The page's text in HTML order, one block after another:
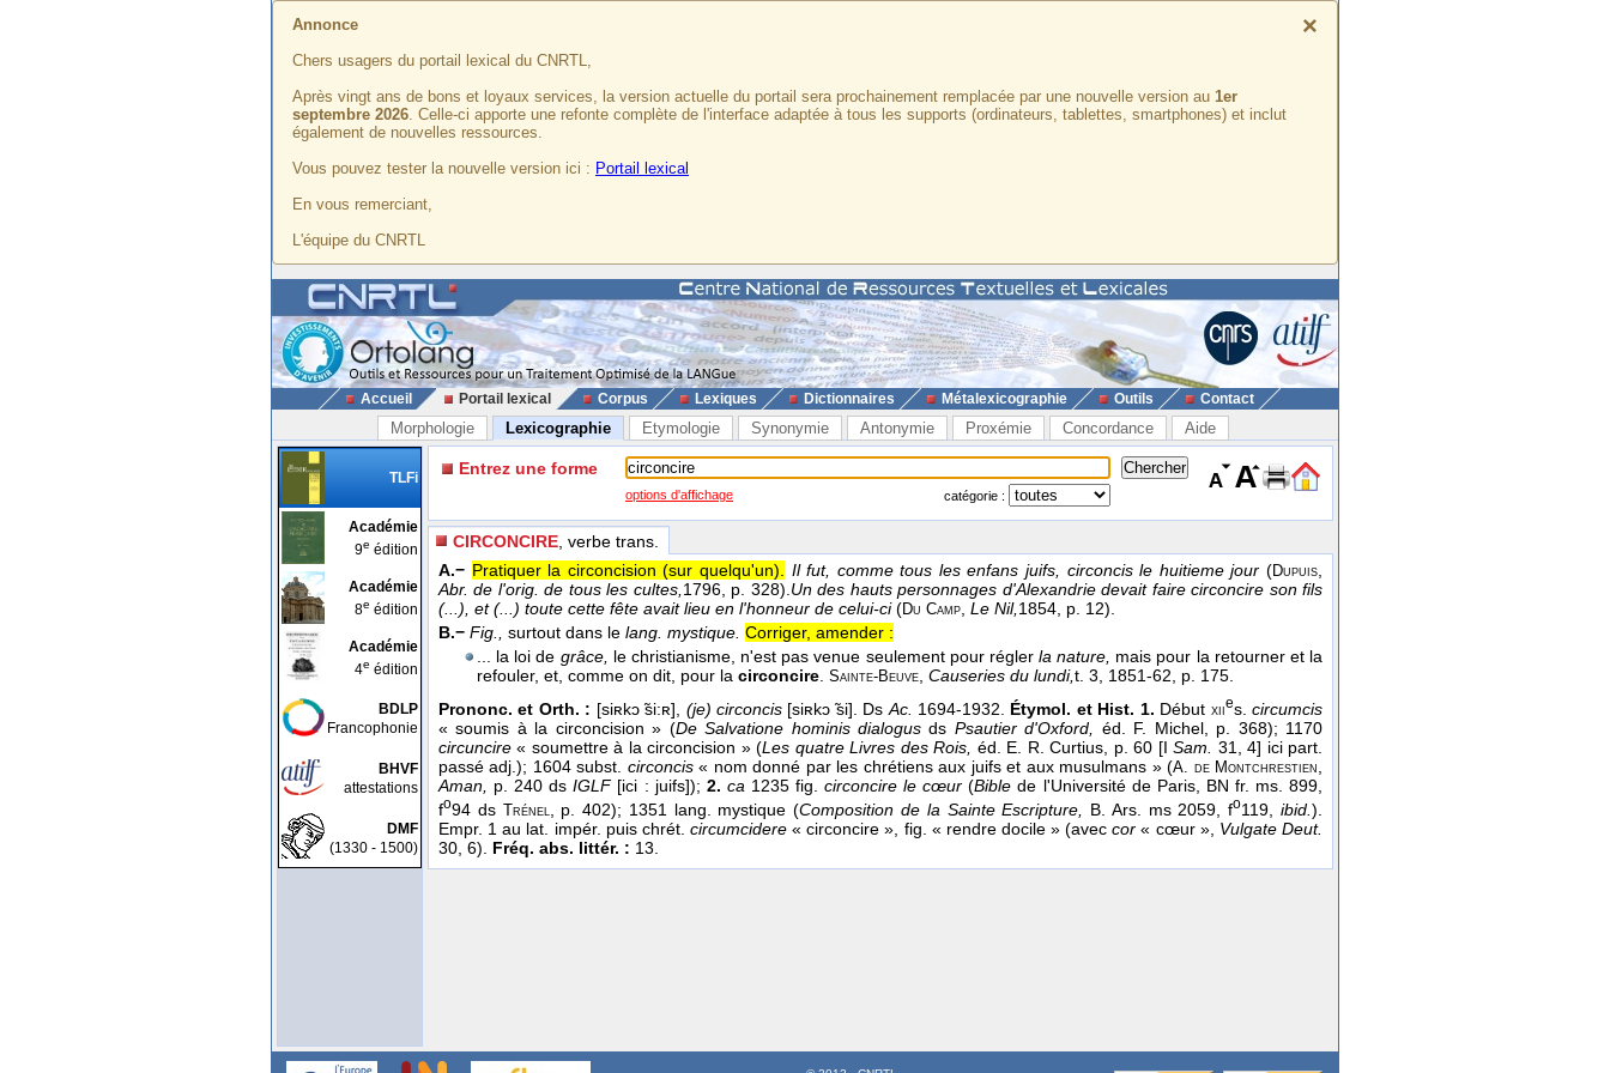
×
Annonce
Chers usagers du portail lexical du CNRTL,
Après vingt ans de bons et loyaux services, la version actuelle du portail sera prochainement remplacée par une nouvelle version au 1er
septembre 2026. Celle-ci apporte une refonte complète de l'interface adaptée à tous les supports (ordinateurs, tablettes, smartphones) et inclut
également de nouvelles ressources.
Vous pouvez tester la nouvelle version ici : Portail lexical
En vous remerciant,
L'équipe du CNRTL
Accueil Portail lexical Corpus Lexiques Dictionnaires Métalexicographie Outils Contact
Morphologie Lexicographie Etymologie Synonymie Antonymie Proxémie Concordance Aide
TLFi
Académie
9e édition
Académie
8e édition
Académie
4e édition
BDLP
Francophonie
BHVF
attestations
DMF
(1330 - 1500)
Entrez une forme
options d'affichage catégorie :
CIRCONCIRE , verbe trans.
A.− Pratiquer la circoncision (sur quelqu'un). Il fut, comme tous les enfans juifs, circoncis le huitieme jour(Dupuis,
Abr. de l'orig. de tous les cultes,1796, p. 328).Un des hauts personnages d'Alexandrie devait faire circoncire son fils
(...), et (...) toute cette fête avait lieu en l'honneur de celui-ci(Du Camp, Le Nil,1854, p. 12).
B.− Fig., surtout dans le lang. mystique. Corriger, amender :
... la loi de grâce, le christianisme, n'est pas venue seulement pour régler la nature, mais pour la retourner et la
refouler, et, comme on dit, pour la circoncire. Sainte-Beuve, Causeries du lundi,t. 3, 1851-62, p. 175.
Prononc. et Orth. : [siʀkɔ ̃si:ʀ], (je) circoncis[siʀkɔ ̃si]. Ds Ac. 1694-1932. Étymol. et Hist. 1. Début xiies.circumcis
« soumis à la circoncision » (De Salvatione hominis dialogus ds Psautier d'Oxford,
éd. F. Michel, p. 368); 1170
circuncire « soumettre à la circoncision » (Les quatre Livres des Rois, éd. E. R. Curtius, p. 60 [ISam.
31, 4] ici part.
passé adj.); 1604 subst. circoncis« nom donné par les chrétiens aux juifs et aux musulmans » (A. de Montchrestien
Aman,
p. 240 dsIGLF[ici : juifs]); 2. ca 1235 fig.circoncire le cœur (Bible de l'Université de Paris, BN fr. ms. 899,
fo94 ds Trénel , p. 402); 1351 lang. mystique (Composition de la Sainte Escripture, B. Ars. ms 2059, fo119,ibid.).
Empr. 1 au lat. impér. puis chrét. circumcidere« circoncire », fig. « rendre docile » (aveccor « cœur », Vulgate Deut.
30, 6). Fréq. abs. littér. : 13.